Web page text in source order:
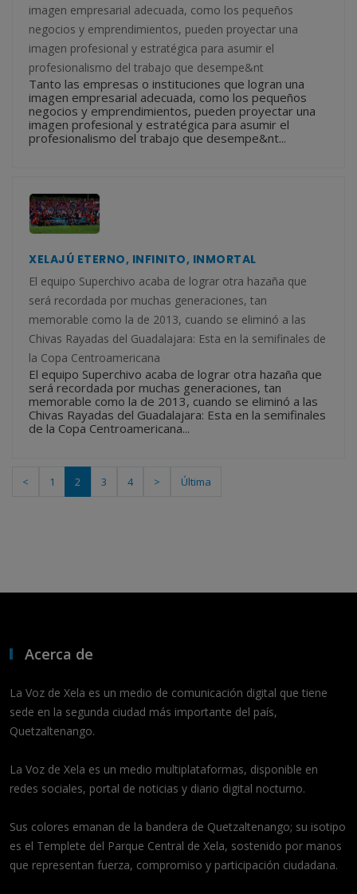
imagen empresarial adecuada, como los pequeños
negocios y emprendimientos, pueden proyectar una
imagen profesional y estratégica para asumir el
profesionalismo del trabajo que desempe&nt
Tanto las empresas o instituciones que logran una
imagen empresarial adecuada, como los pequeños
negocios y emprendimientos, pueden proyectar una
imagen profesional y estratégica para asumir el
profesionalismo del trabajo que desempe&nt...
XELAJÚ ETERNO, INFINITO, INMORTAL
El equipo Superchivo acaba de lograr otra hazaña que
será recordada por muchas generaciones, tan
memorable como la de 2013, cuando se eliminó a las
Chivas Rayadas del Guadalajara: Esta en la semifinales de
la Copa Centroamericana
El equipo Superchivo acaba de lograr otra hazaña que
será recordada por muchas generaciones, tan
memorable como la de 2013, cuando se eliminó a las
Chivas Rayadas del Guadalajara: Esta en la semifinales
de la Copa Centroamericana...
< 1 2 3 4 > Última
Acerca de
La Voz de Xela es un medio de comunicación digital que tiene
sede en la segunda ciudad más importante del país,
Quetzaltenango.
La Voz de Xela es un medio multiplataformas, disponible en
redes sociales, portal de noticias y diario digital nocturno.
Sus colores emanan de la bandera de Quetzaltenango; su isotipo
es el Templete del Parque Central de Xela, sostenido por manos
que representan fuerza, compromiso y participación ciudadana.